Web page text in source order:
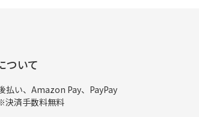
ついて
払い、Amazon Pay、PayPay
決済手数料無料